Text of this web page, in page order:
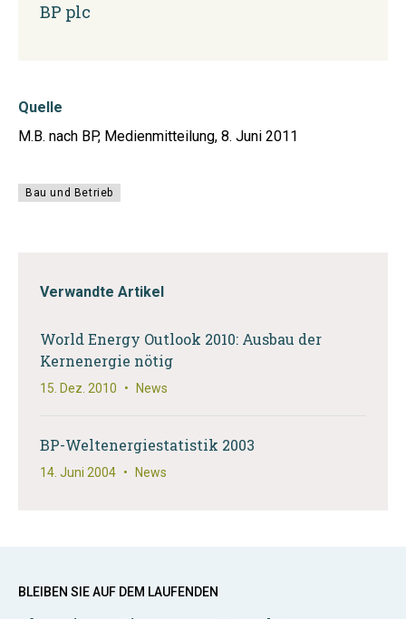
BP plc
Quelle
M.B. nach BP, Medienmitteilung, 8. Juni 2011
Bau und Betrieb
Verwandte Artikel
World Energy Outlook 2010: Ausbau der
Kernenergie nötig
15. Dez. 2010 • News
BP-Weltenergiestatistik 2003
14. Juni 2004 • News
BLEIBEN SIE AUF DEM LAUFENDEN